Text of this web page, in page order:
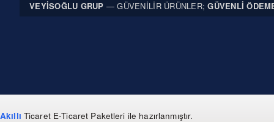
VEYISOĞLU GRUP — GÜVENILIR ÜRÜNLER;GÜVENLI
Akıllı Ticaret E-Ticaret Paketleri ile hazırlanmıştır.